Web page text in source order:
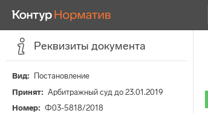
Реквизиты документа
Вид
Постановление
Принят
Арбитражный суд до 23.01.2019
Номер
Ф03-5818/2018